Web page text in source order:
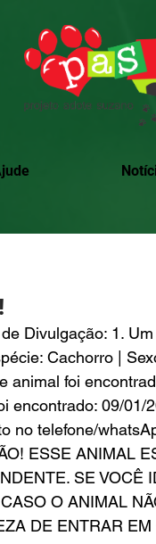
Divulgação: 1.
Cachorro |
animal foi
encontrado: 09/01/
no telefone/
ESSE ANIMAL
SE VOCÊ
O ANIMAL
DE ENTRAR EM